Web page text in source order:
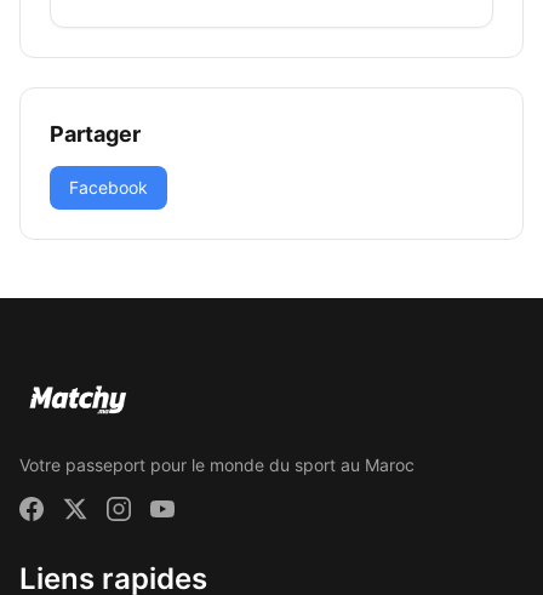
Partager
Facebook
Votre passeport pour le monde du sport au Maroc
Liens rapides